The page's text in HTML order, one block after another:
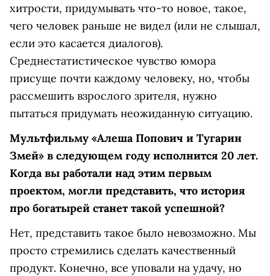
хитрости, придумывать что-то новое, такое,
чего человек раньше не видел (или не слышал,
если это касается диалогов).
Среднестатистическое чувство юмора
присуще почти каждому человеку, но, чтобы
рассмешить взрослого зрителя, нужно
пытаться придумать неожиданную ситуацию.
Мультфильму «Алеша Попович и Тугарин
Змей» в следующем году исполнится 20 лет.
Когда вы работали над этим первым
проектом, могли представить, что история
про богатырей станет такой успешной?
Нет, представить такое было невозможно. Мы
просто стремились сделать качественный
продукт. Конечно, все уповали на удачу, но